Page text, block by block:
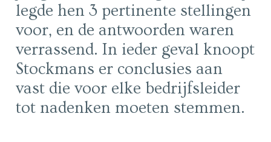
legde hen 3 pertinente stellingen
voor, en de antwoorden waren
verrassend. In ieder geval knoopt
Stockmans er conclusies aan
vast die voor elke bedrijfsleider
tot nadenken moeten stemmen.